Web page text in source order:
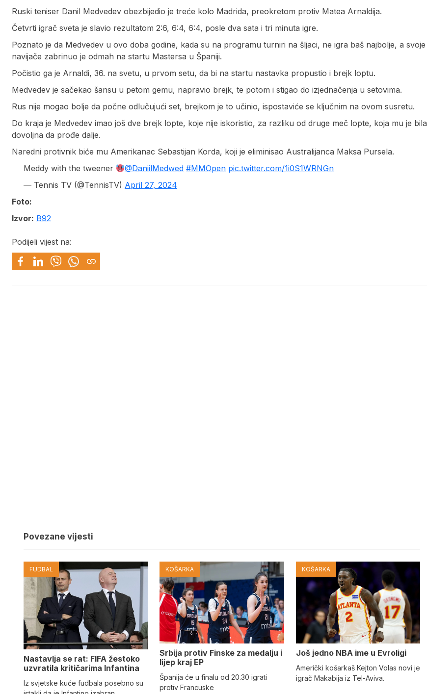
Ruski teniser Danil Medvedev obezbijedio je treće kolo Madrida, preokretom protiv Matea Arnaldija.
Četvrti igrač sveta je slavio rezultatom 2:6, 6:4, 6:4, posle dva sata i tri minuta igre.
Poznato je da Medvedev u ovo doba godine, kada su na programu turniri na šljaci, ne igra baš najbolje, a svoje
navijače zabrinuo je odmah na startu Mastersa u Španiji.
Počistio ga je Arnaldi, 36. na svetu, u prvom setu, da bi na startu nastavka propustio i brejk loptu.
Medvedev je sačekao šansu u petom gemu, napravio brejk, te potom i stigao do izjednačenja u setovima.
Rus nije mogao bolje da počne odlučujući set, brejkom je to učinio, ispostaviće se ključnim na ovom susretu.
Do kraja je Medvedev imao još dve brejk lopte, koje nije iskoristio, za razliku od druge meč lopte, koja mu je bila
dovoljna da prođe dalje.
Naredni protivnik biće mu Amerikanac Sebastijan Korda, koji je eliminisao Australijanca Maksa Pursela.
Meddy with the tweener
@DaniilMedwed #MMOpen pic.twitter.com/1i0S1WRNGn
— Tennis TV (@TennisTV) April 27, 2024
Foto:
Izvor: B92
Podijeli vijest na:
Povezane vijesti
FUDBAL
Nastavlja se rat: FIFA žestoko
uzvratila kritičarima Infantina
Iz svjetske kuće fudbala posebno su
KOŠARKA
Srbija protiv Finske za medalju i
lijep kraj EP
Španija će u finalu od 20.30 igrati
protiv Francuske
KOŠARKA
Još jedno NBA ime u Evroligi
Američki košarkaš Kejton Volas novi je
igrač Makabija iz Tel-Aviva.